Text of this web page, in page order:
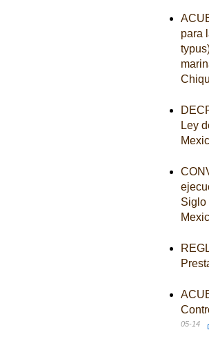
para
Ley
Siglo
05-14